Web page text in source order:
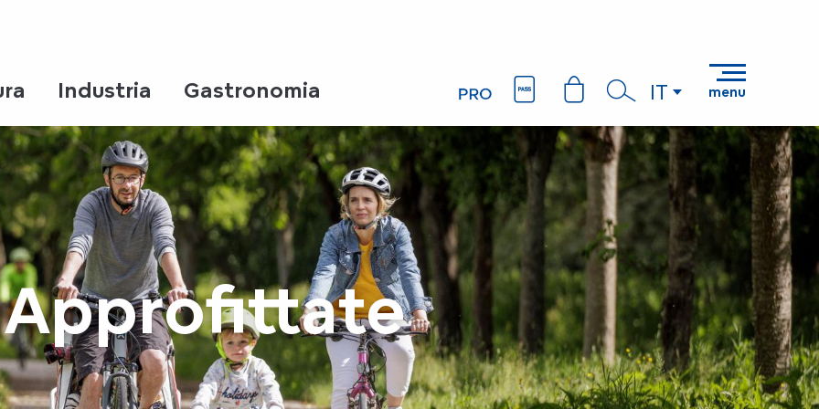
Ricerca
IT menu
Industria Gastronomia
Approfittate